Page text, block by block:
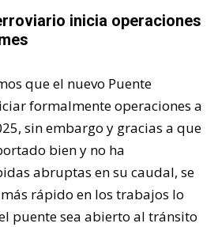
inicia operaciones
que el nuevo Puente
formalmente operaciones a
sin embargo y gracias a que
bien y no ha
abruptas en su caudal, se
rápido en los trabajos lo
puente sea abierto al tránsito